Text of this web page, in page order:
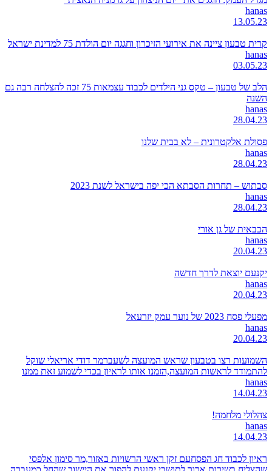
hanas
13.05.23
קרית טבעון ציינה את אירועי הזיכרון וחגגה יום הולדת 75 למדינת ישראל
hanas
03.05.23
הלב של טבעון – טקס גני הילדים לכבוד עצמאות 75 זכה להצלחה רבה גם
השנה
hanas
28.04.23
פסולת אלקטרונית – לא בבית שלנו
hanas
28.04.23
סבתוש – תחרות הסבתא הכי יפה בישראל לשנת 2023
hanas
28.04.23
הכבאית של גן אורי
hanas
20.04.23
יקנעם יוצאת לדרך חדשה
hanas
20.04.23
מפעלי פסח 2023 של נוער עמק יזרעאל
hanas
20.04.23
השמועות רצו בטבעון שראש המועצה לשעברמר דודי אריאלי שוקל
להתמודד לראשות המועצה,הזמנו אותו לראיון בכדי לשמוע זאת ממנו
hanas
14.04.23
צהלולי מלחמה!
hanas
14.04.23
ראיון לכבוד חג הפסחעם זקן ראשי הרשויות באזור,מר סימון אלפסי